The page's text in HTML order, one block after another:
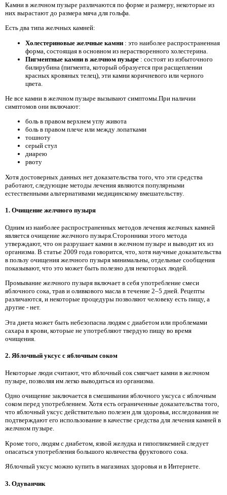
Камни в желчном пузыре различаются по форме и размеру, некоторые из
них вырастают до размера мяча для гольфа.
Есть два типа желчных камней:
Холестериновые желчные камни : это наиболее распространенная
форма, состоящая в основном из нерастворенного холестерина.
Пигментные камни в желчном пузыре : состоят из избыточного
билирубина (пигмента, который образуется при расщеплении
красных кровяных телец), эти камни коричневого или черного
цвета.
Не все камни в желчном пузыре вызывают симптомы.При наличии
симптомов они включают:
боль в правом верхнем углу живота
боль в правом плече или между лопатками
тошноту
серый стул
диарею
рвоту
Хотя достоверных данных нет доказательства того, что эти средства
работают, следующие методы лечения являются популярными
естественными альтернативами медицинскому вмешательству.
1. Очищение желчного пузыря
Одним из наиболее распространенных методов лечения желчных камней
является очищение желчного пузыря.Сторонники этого метода
утверждают, что он разрушает камни в желчном пузыре и выводит их из
организма. В статье 2009 года говорится, что, хотя научные доказательства
в пользу очищения желчного пузыря минимальны, отдельные сообщения
показывают, что это может быть полезно для некоторых людей.
Промывание желчного пузыря включает в себя употребление смеси
яблочного сока, трав и оливкового масла в течение 2–5 дней. Рецепты
различаются, и некоторые процедуры позволяют человеку есть пищу, а
другие - нет.
Эта диета может быть небезопасна людям с диабетом или проблемами
сахара в крови, которые не употребляют твердую пищу во время
очищения.
2. Яблочный уксус с яблочным соком
Некоторые люди считают, что яблочный сок смягчает камни в желчном
пузыре, позволяя им легко выводиться из организма.
Одно очищение заключается в смешивании яблочного уксуса с яблочным
соком перед употреблением. Хотя есть ограниченные доказательства того,
что яблочный уксус действительно полезен для здоровья, исследования не
подтверждают его использование в качестве средства для лечения камней в
желчном пузыре.
Кроме того, людям с диабетом, язвой желудка и гипогликемией следует
опасаться употребления большого количества фруктового сока.
Яблочный уксус можно купить в магазинах здоровья и в Интернете.
3. Одуванчик